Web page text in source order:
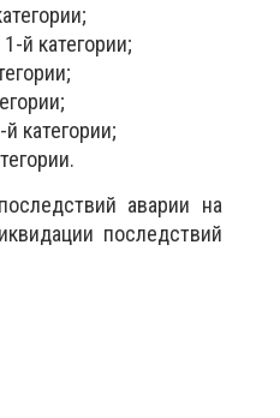
й категории;
категории;
аварии на
последствий